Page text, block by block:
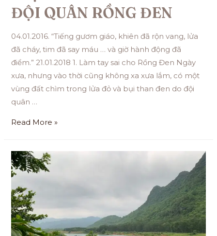
ĐỘI QUÂN RỒNG ĐEN
04.01.2016. “Tiếng gươm giáo, khiên đã rộn vang, lửa
đã cháy, tim đã say máu … và giờ hành động đã
điểm.” 21.01.2018 1. Làm tay sai cho Rồng Đen Ngày
xưa, nhưng vào thời cũng không xa xưa lắm, có một
vùng đất chìm trong lửa đỏ và bụi than đen do đội
quân …
Read More »